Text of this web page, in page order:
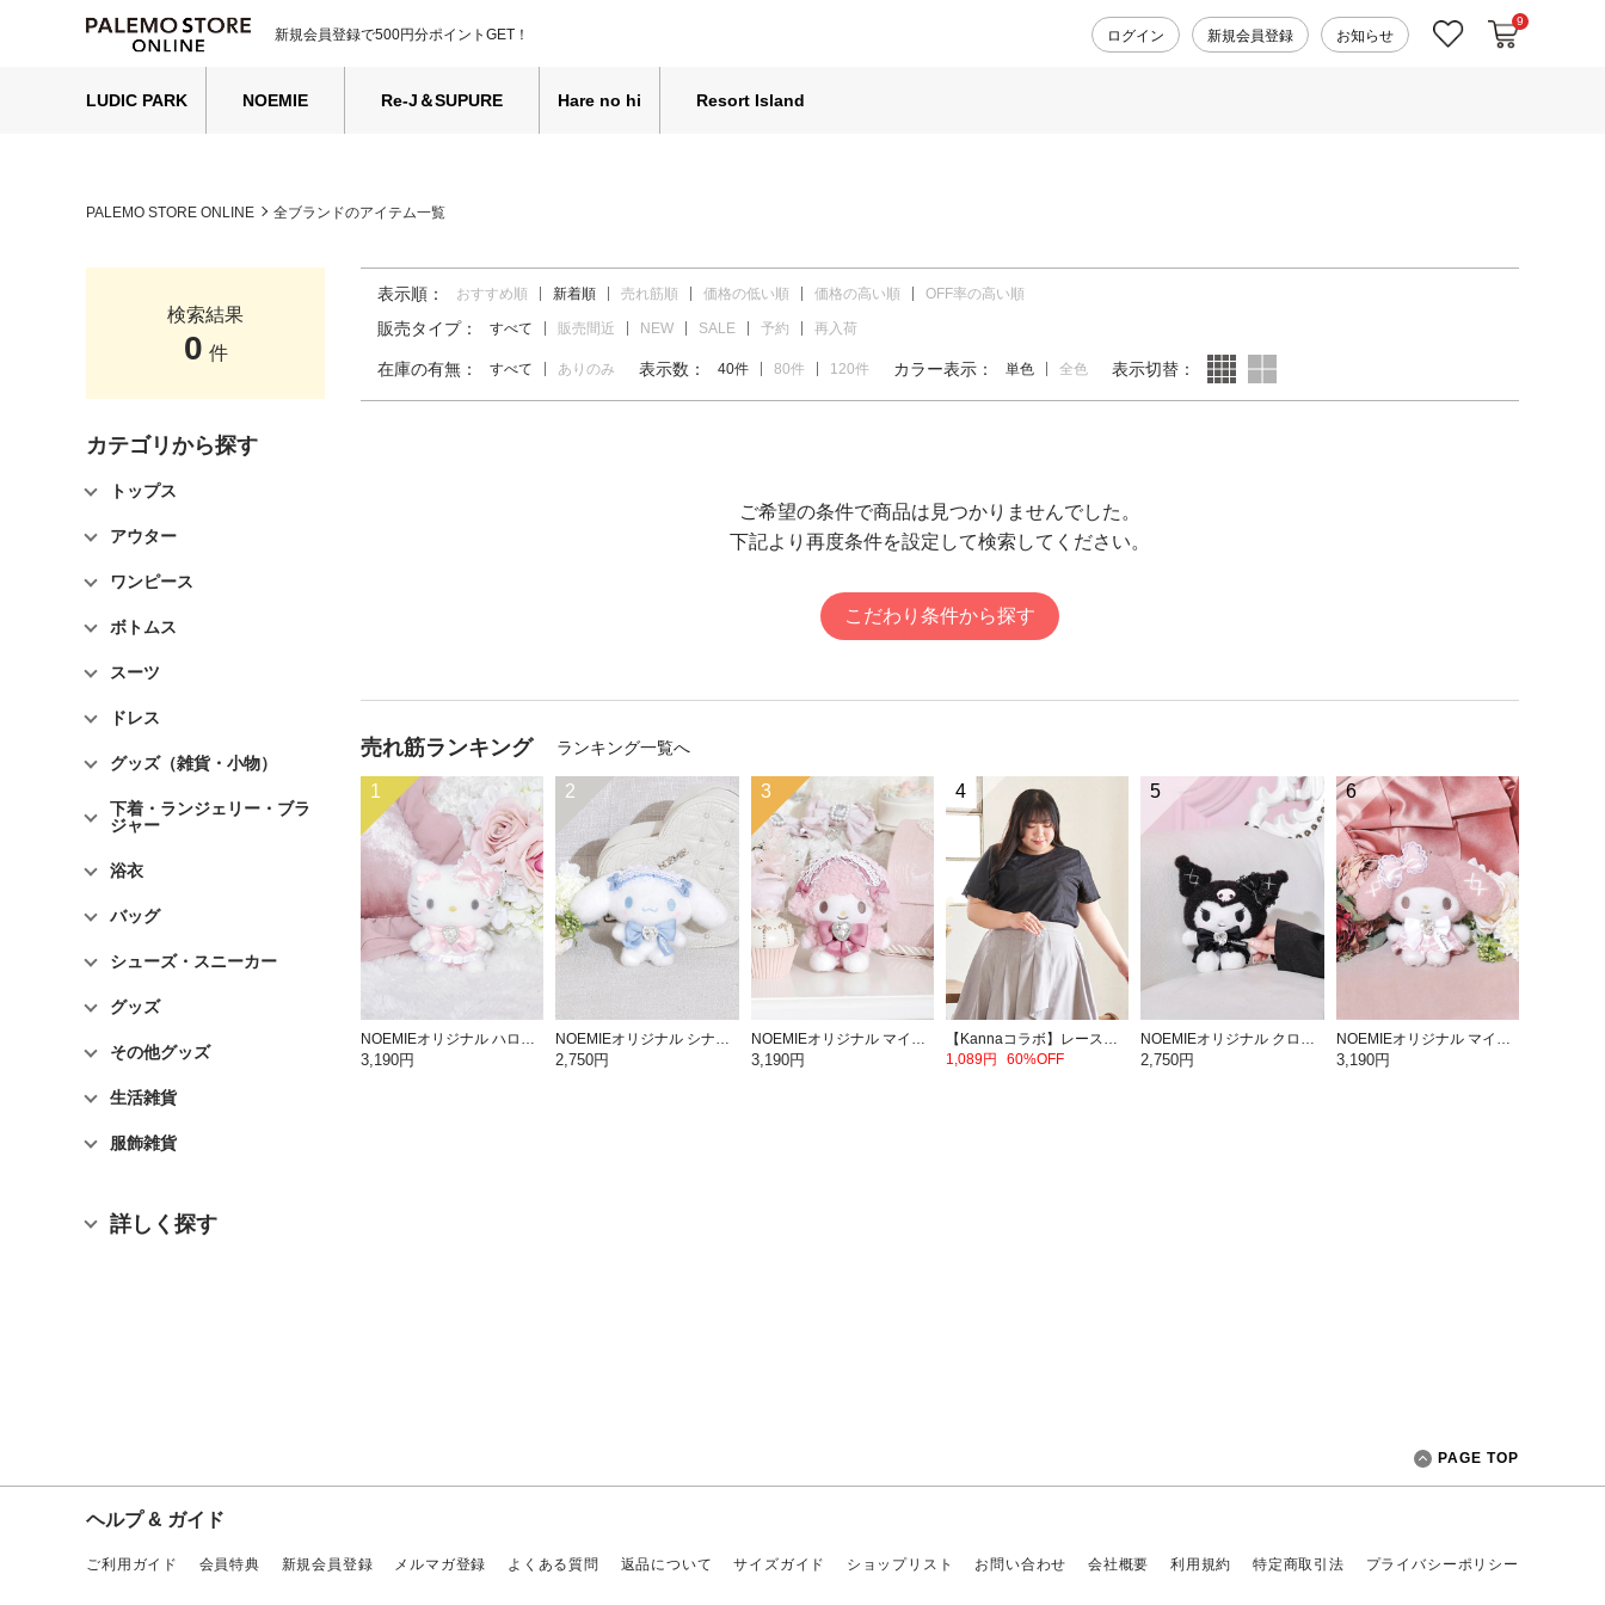
新規会員登録で500円分ポイントGET！ ログイン 新規会員登録 お知らせ お気に入りカートに入
9
LUDIC PARK NOEMIE Re-J＆SUPURE Hare no hi Resort Island
PALEMO STORE ONLINE 全ブランドのアイテム一覧
検索結果
0 件
カテゴリから探す
トップス
アウター
ワンピース
ボトムス
スーツ
ドレス
グッズ（雑貨・小物）
下着・ランジェリー・ブラ
ジャー
浴衣
バッグ
シューズ・スニーカー
グッズ
その他グッズ
生活雑貨
服飾雑貨
詳しく探す
表示順： おすすめ順 新着順 売れ筋順 価格の低い順 価格の高い順 OFF率の高い順
販売タイプ： すべて 販売間近 NEW SALE 予約 再入荷
在庫の有無： すべて ありのみ 表示数： 40件 80件 120件 カラー表示： 単色 全色 表示切替：
ご希望の条件で商品は見つかりませんでした。
下記より再度条件を設定して検索してください。
こだわり条件から探す
売れ筋ランキング ランキング一覧へ
1
NOEMIEオリジナル ハローキティぬいぐるみキーホルダー
3,190円
2
NOEMIEオリジナル シナモロールぬいぐるみキーホルダー
2,750円
3
NOEMIEオリジナル マイスウィートピアノぬいぐるみキーホルダー
3,190円
4
【Kannaコラボ】レース半袖T
1,089円
60%OFF
5
NOEMIEオリジナル クロミぬいぐるみキーホルダー
2,750円
6
NOEMIEオリジナル マイメロディぬいぐるみキーホルダー
3,190円
PAGE TOP
ヘルプ & ガイド
ご利用ガイド 会員特典 新規会員登録 メルマガ登録 よくある質問 返品について サイズガイド ショップリスト お問い合わせ 会社概要 利用規約 特定商取引法 プライバシーポリシー